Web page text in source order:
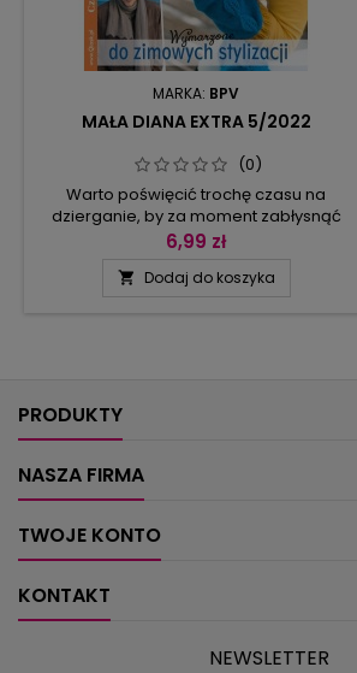
MARKA: BPV
MAŁA DIANA EXTRA 5/2022
(0)
Warto poświęcić trochę czasu na
dzierganie, by za moment zabłysnąć
modnymi dodatkami. A tych nie brakuje!
mitenki, rękawiczki – wybór jest tak duży,
6,99 zł
 Dodaj do koszyka
PRODUKTY
NASZA FIRMA
TWOJE KONTO
KONTAKT
NEWSLETTER